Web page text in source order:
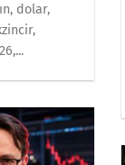
dolar,